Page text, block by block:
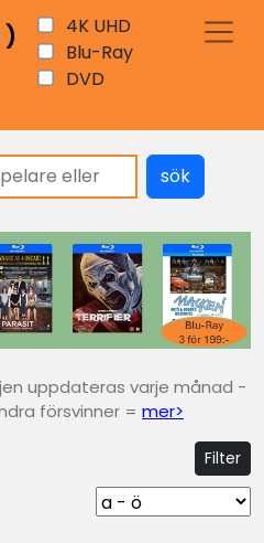
)
4K UHD
Blu-Ray
DVD
sök
uppdateras varje månad -
försvinner = mer>
Filter